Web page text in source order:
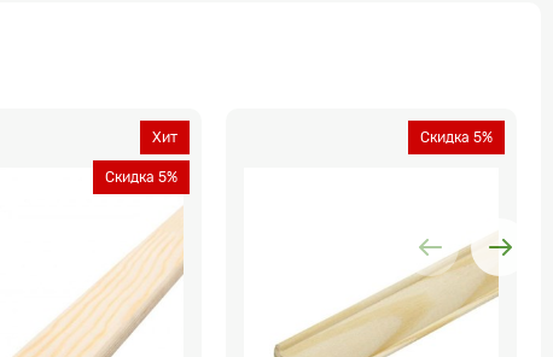
Хит
Скидка 5%
Скидка 5%